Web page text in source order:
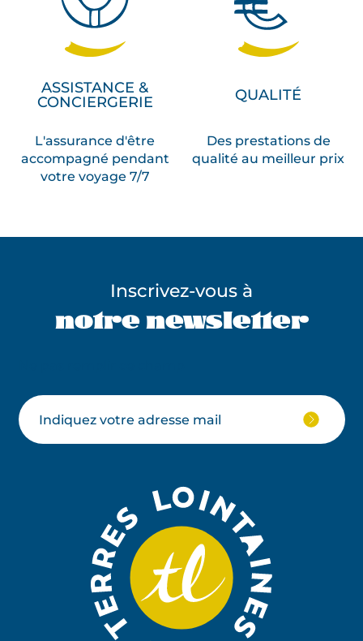
ASSISTANCE &
CONCIERGERIE
L'assurance d'être
accompagné pendant
votre voyage 7/7
QUALITÉ
Des prestations de
qualité au meilleur prix
Inscrivez-vous à
notre newsletter
Votre
email
JE